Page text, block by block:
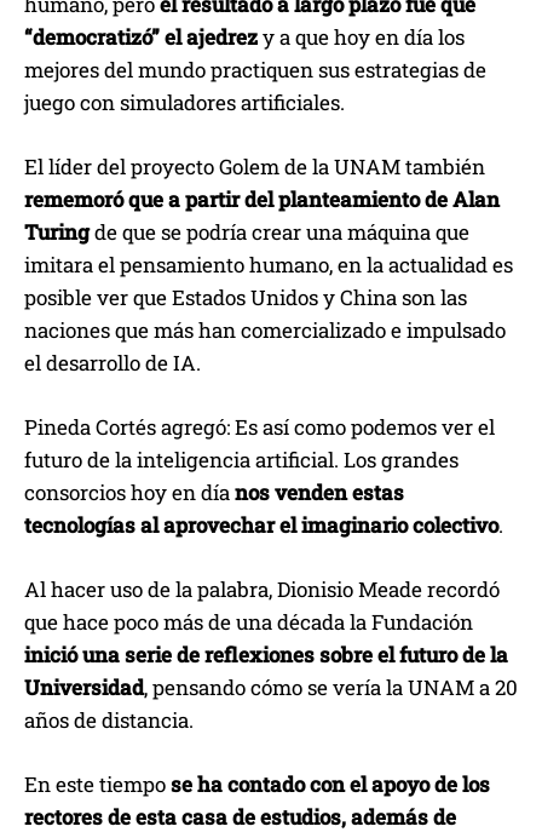
“democratizó” el ajedrezy a que hoy en día los
mejores del mundo practiquen sus estrategias de
juego con simuladores artificiales.
El líder del proyecto Golem de la UNAM también
rememoró que a partir del planteamiento de Alan
Turingde que se podría crear una máquina que
imitara el pensamiento humano, en la actualidad es
posible ver que Estados Unidos y China son las
naciones que más han comercializado e impulsado
el desarrollo de IA.
Pineda Cortés agregó: Es así como podemos ver el
futuro de la inteligencia artificial. Los grandes
consorcios hoy en díanos venden estas
tecnologías al aprovechar el imaginario colectivo.
Al hacer uso de la palabra, Dionisio Meade recordó
que hace poco más de una década la Fundación
inició una serie de reflexiones sobre el futuro de la
Universidad, pensando cómo se vería la UNAM a 20
años de distancia.
En este tiempose ha contado con el apoyo de los
rectores de esta casa de estudios, además de